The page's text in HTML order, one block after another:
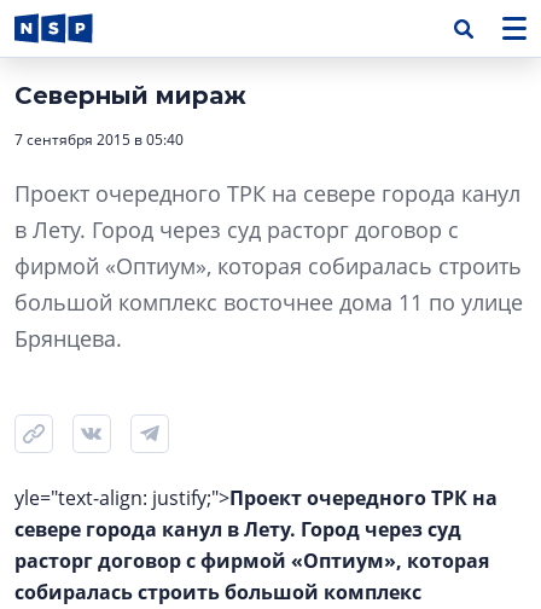
Северный мираж
7 сентября 2015 в 05:40
Проект очередного ТРК на севере города канул
в Лету. Город через суд расторг договор с
фирмой «Оптиум», которая собиралась строить
большой комплекс восточнее дома 11 по улице
Брянцева.
yle="text-align: justify;">Проект очередного ТРК на
севере города канул в Лету. Город через суд
расторг договор с фирмой «Оптиум», которая
собиралась строить большой комплекс